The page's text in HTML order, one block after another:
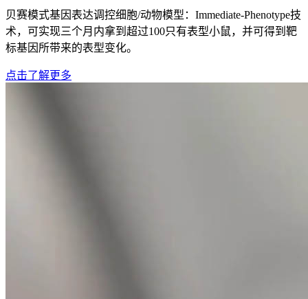
贝赛模式基因表达调控细胞/动物模型：Immediate-Phenotype技
术，可实现三个月内拿到超过100只有表型小鼠，并可得到靶
标基因所带来的表型变化。
点击了解更多